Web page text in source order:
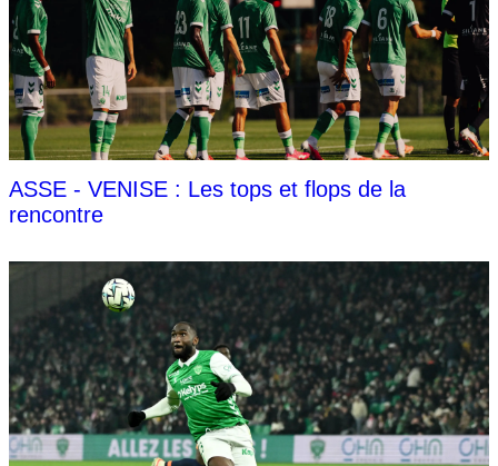
ASSE - VENISE : Les tops et flops de la
rencontre